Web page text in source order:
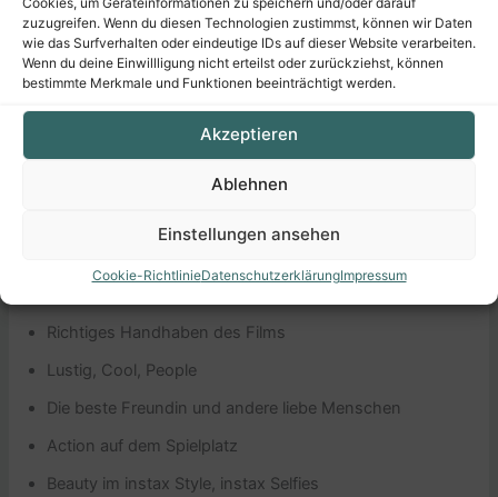
zuzugreifen. Wenn du diesen Technologien zustimmst, können wir Daten
wie das Surfverhalten oder eindeutige IDs auf dieser Website verarbeiten.
Wenn du deine Einwillligung nicht erteilst oder zurückziehst, können
bestimmte Merkmale und Funktionen beeinträchtigt werden.
Akzeptieren
Ablehnen
Einstellungen ansehen
Cookie-RichtlinieDatenschutzerklärungImpressum
Richtiges Handhaben des Films
Lustig, Cool, People
Die beste Freundin und andere liebe Menschen
Action auf dem Spielplatz
Beauty im instax Style, instax Selfies